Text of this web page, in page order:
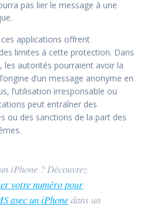
pas lier le message à une
applications offrent
limites à cette protection. Dans
les autorités pourraient avoir la
d’un message anonyme en
l’utilisation irresponsable ou
peut entraîner des
ou des sanctions de la part des
iPhone ? Découvrez
votre numéro pour
avec un iPhonedans un